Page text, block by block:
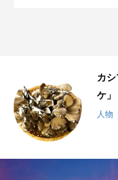
カ
ケ
人物